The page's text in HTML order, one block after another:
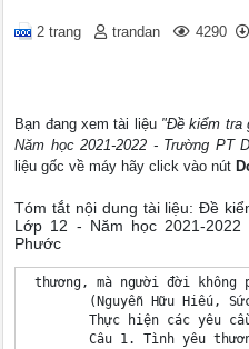
2 trang trandan 4290
Bạn đang xem tài liệu "Đề kiểm tra
Năm học 2021-2022 - Trường PT
liệu gốc về máy hãy click vào nút
Tóm tắt nội dung tài liệu: Đề
Lớp 12 - Năm học 2021-
Phước
thương, mà người đời
	Thực hiện các yêu cầu:
	Câu 1. Tình yêu thương có sức mạnh như thế nào?